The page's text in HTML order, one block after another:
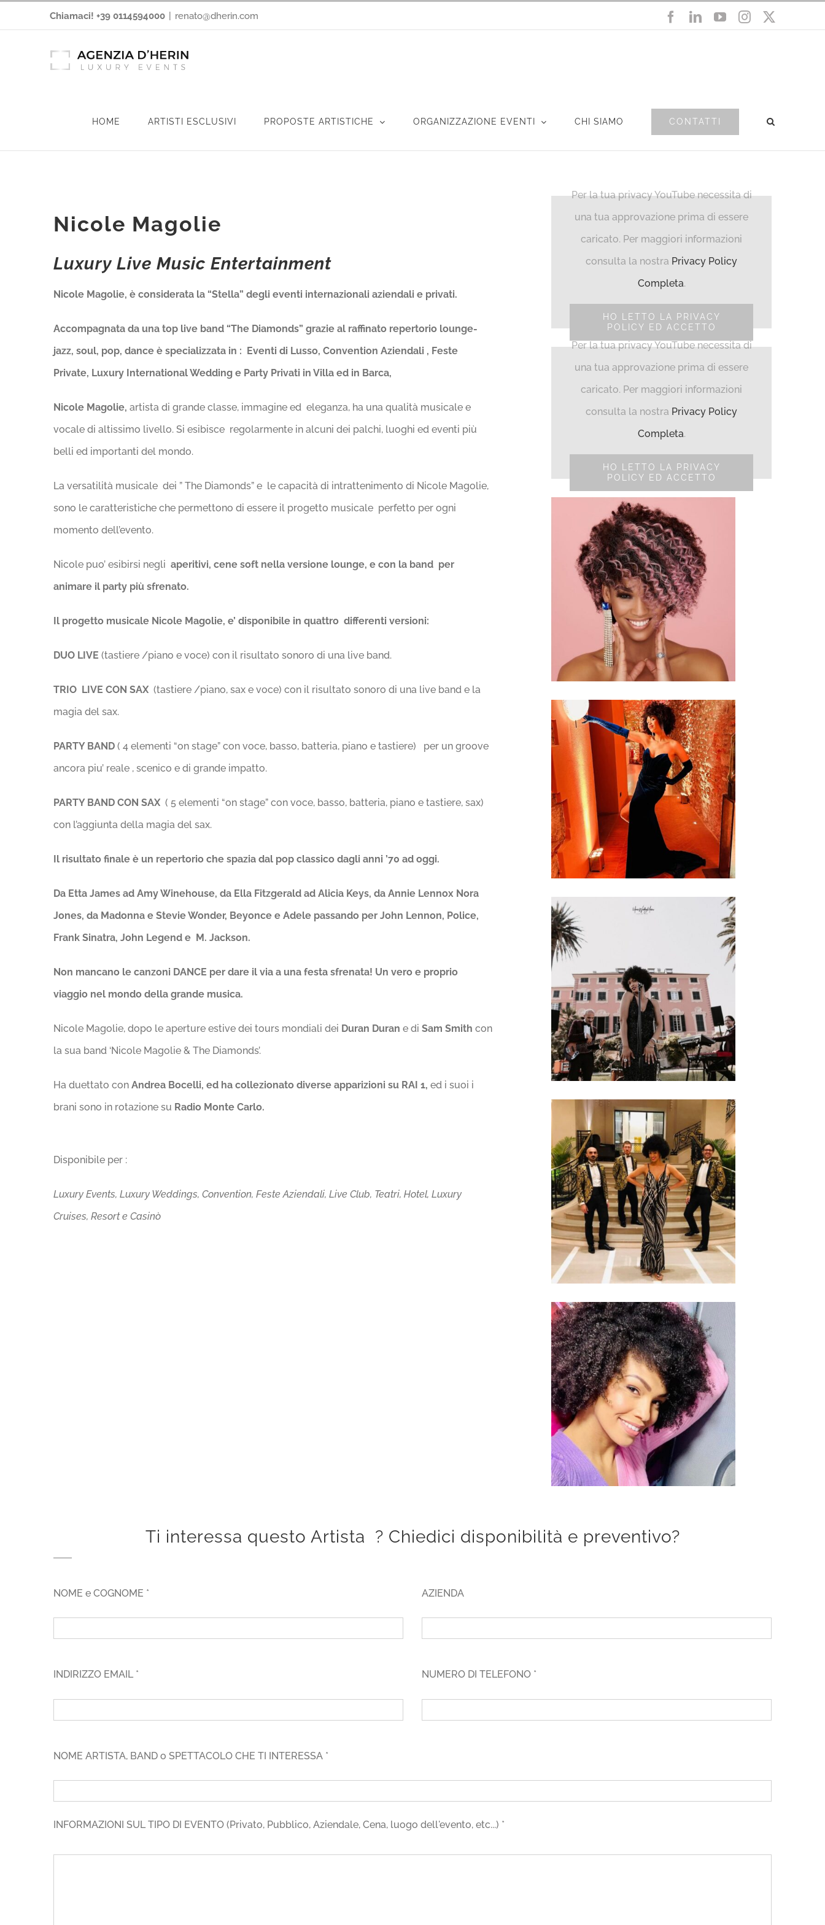
al
Chiamaci! +39 0114594000 renato@dherin.com Facebook
LinkedInYouTubeInstagram
HOME ARTISTI ESCLUSIVI PROPOSTE ARTISTICHE ORGANIZZAZIONE EVENTI CHI SIAMO CONTATTI
Nicole Magolie
Luxury Live Music Entertainment
Nicole Magolie, è considerata la “Stella” degli eventi internazionali aziendali e privati.
Accompagnata da una top live band “The Diamonds” grazie al raffinato repertorio lounge-
jazz, soul, pop, dance è specializzata in : Eventi di Lusso, Convention Aziendali , Feste
Private, Luxury International Wedding e Party Privati in Villa ed in Barca,
Nicole Magolie, artista di grande classe, immagine ed eleganza, ha una qualità musicale e
vocale di altissimo livello. Si esibisce regolarmente in alcuni dei palchi, luoghi ed eventi più
belli ed importanti del mondo.
La versatilità musicale dei ” The Diamonds” e le capacità di intrattenimento di Nicole Magolie,
sono le caratteristiche che permettono di essere il progetto musicale perfetto per ogni
momento dell’evento.
Nicole puo’ esibirsi negli aperitivi, cene soft nella versione lounge, e con la band per
animare il party più sfrenato.
Il progetto musicale Nicole Magolie, e’ disponibile in quattro differenti versioni:
DUO LIVE (tastiere /piano e voce) con il risultato sonoro di una live band.
TRIO LIVE CON SAX (tastiere /piano, sax e voce) con il risultato sonoro di una live band e la
magia del sax.
PARTY BAND ( 4 elementi “on stage” con voce, basso, batteria, piano e tastiere) per un groove
ancora piu’ reale , scenico e di grande impatto.
PARTY BAND CON SAX ( 5 elementi “on stage” con voce, basso, batteria, piano e tastiere, sax)
con l’aggiunta della magia del sax.
Il risultato finale è un repertorio che spazia dal pop classico dagli anni ’70 ad oggi.
Da Etta James ad Amy Winehouse, da Ella Fitzgerald ad Alicia Keys, da Annie Lennox Nora
Jones, da Madonna e Stevie Wonder, Beyonce e Adele passando per John Lennon, Police,
Frank Sinatra, John Legend e M. Jackson.
Non mancano le canzoni DANCE per dare il via a una festa sfrenata! Un vero e proprio
viaggio nel mondo della grande musica.
Nicole Magolie, dopo le aperture estive dei tours mondiali dei Duran Duran e di Sam Smith con
la sua band ‘Nicole Magolie & The Diamonds’.
Ha duettato con Andrea Bocelli, ed ha collezionato diverse apparizioni su RAI 1, ed i suoi i
brani sono in rotazione su Radio Monte Carlo.
Disponibile per :
Luxury Events, Luxury Weddings, Convention, Feste Aziendali, Live Club, Teatri, Hotel, Luxury
Cruises, Resort e Casinò
Per la tua privacy YouTube necessita di
una tua approvazione prima di essere
caricato. Per maggiori informazioni
consulta la nostra Privacy Policy
Completa.
HO LETTO LA PRIVACY
POLICY ED ACCETTO
Per la tua privacy YouTube necessita di
una tua approvazione prima di essere
caricato. Per maggiori informazioni
consulta la nostra Privacy Policy
Completa.
HO LETTO LA PRIVACY
POLICY ED ACCETTO
Ti interessa questo Artista ? Chiedici disponibilità e preventivo?
NOME e COGNOME * AZIENDA
INDIRIZZO EMAIL * NUMERO DI TELEFONO *
NOME ARTISTA, BAND o SPETTACOLO CHE TI INTERESSA *
INFORMAZIONI SUL TIPO DI EVENTO (Privato, Pubblico, Aziendale, Cena, luogo dell'evento, etc...) *